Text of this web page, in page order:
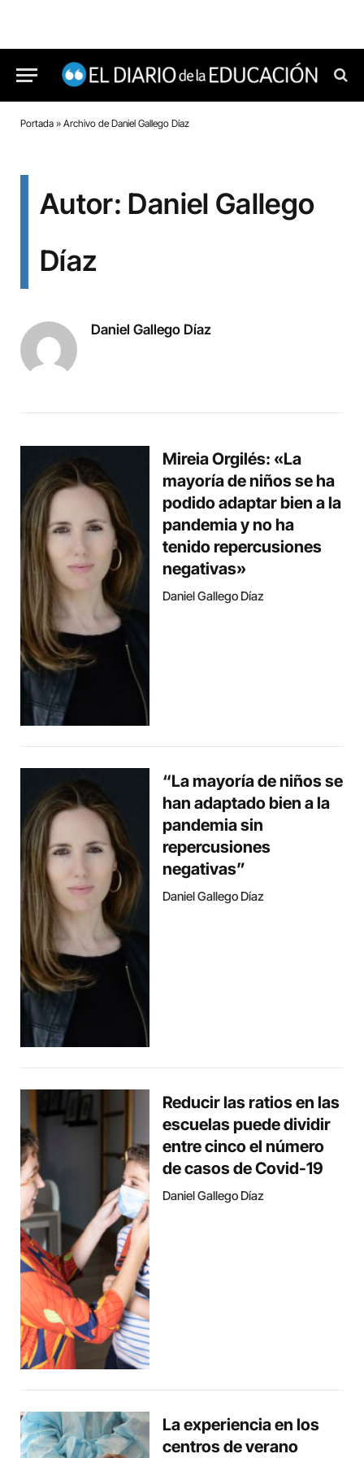
Portada » Archivo de Daniel Gallego Díaz
Autor: Daniel Gallego
Díaz
Daniel Gallego Díaz
Mireia Orgilés: «La
mayoría de niños se ha
podido adaptar bien a la
pandemia y no ha
tenido repercusiones
negativas»
Daniel Gallego Díaz
“La mayoría de niños se
han adaptado bien a la
pandemia sin
repercusiones
negativas”
Daniel Gallego Díaz
Reducir las ratios en las
escuelas puede dividir
entre cinco el número
de casos de Covid-19
Daniel Gallego Díaz
La experiencia en los
centros de verano